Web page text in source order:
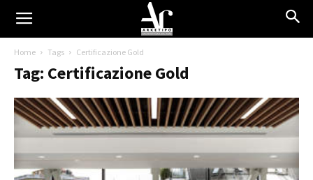
Home Tags Certificazione Gold
Tag: Certificazione Gold